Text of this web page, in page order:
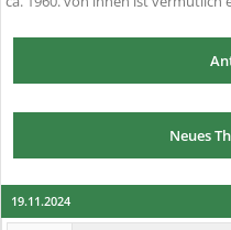
Neues
19.11.2024